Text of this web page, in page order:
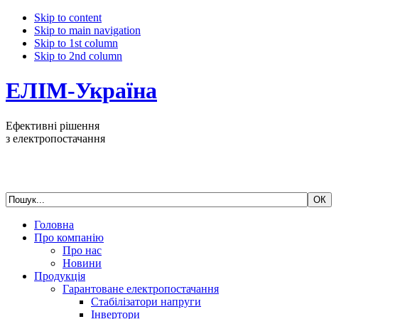
Skip to content
Skip to main navigation
Skip to 1st column
Skip to 2nd column
ЕЛІМ-Україна
Ефективні рішення
з електропостачання
Головна
Про компанію
Про нас
Новини
Продукція
Гарантоване електропостачання
Стабілізатори напруги
Інвертори